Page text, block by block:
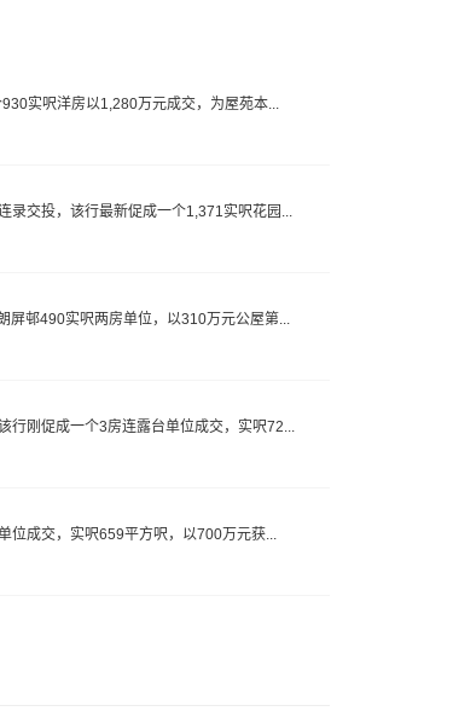
实呎洋房以1,280万元成交，为屋苑本...
录交投，该行最新促成一个1,371实呎花园...
屏邨490实呎两房单位，以310万元公屋第...
行刚促成一个3房连露台单位成交，实呎72...
位成交，实呎659平方呎，以700万元获...